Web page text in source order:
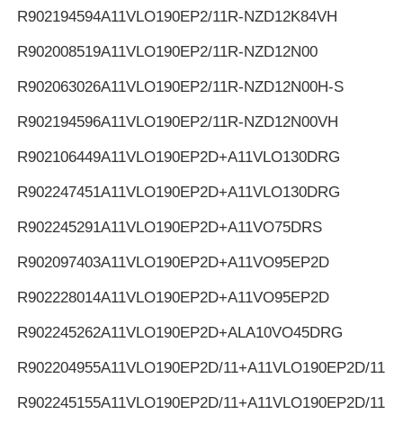
R902194594A11VLO190EP2/11R-NZD12K84VH
R902008519A11VLO190EP2/11R-NZD12N00
R902063026A11VLO190EP2/11R-NZD12N00H-S
R902194596A11VLO190EP2/11R-NZD12N00VH
R902106449A11VLO190EP2D+A11VLO130DRG
R902247451A11VLO190EP2D+A11VLO130DRG
R902245291A11VLO190EP2D+A11VO75DRS
R902097403A11VLO190EP2D+A11VO95EP2D
R902228014A11VLO190EP2D+A11VO95EP2D
R902245262A11VLO190EP2D+ALA10VO45DRG
R902204955A11VLO190EP2D/11+A11VLO190EP2D/11
R902245155A11VLO190EP2D/11+A11VLO190EP2D/11